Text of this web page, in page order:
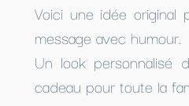
Voici une idée original
message avec humour.
Un look personnalisé
cadeau pour toute la